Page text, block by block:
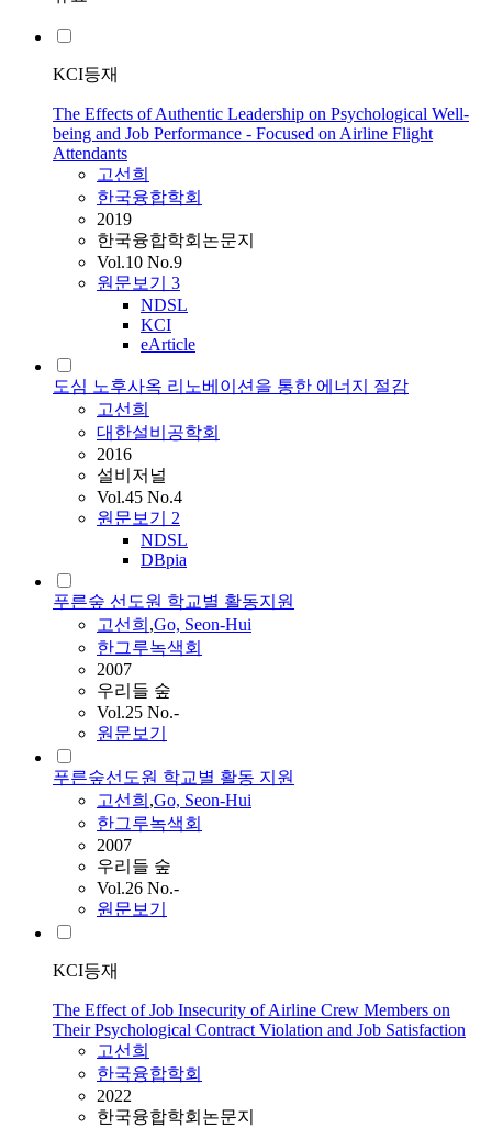
KCI등재
The Effects of Authentic Leadership on Psychological Well-
being and Job Performance - Focused on Airline Flight
Attendants
고선희
한국융합학회
2019
한국융합학회논문지
Vol.10 No.9
원문보기 3
NDSL
KCI
eArticle
도심 노후사옥 리노베이션을 통한 에너지 절감
고선희
대한설비공학회
2016
설비저널
Vol.45 No.4
원문보기 2
NDSL
DBpia
푸른숲 선도원 학교별 활동지원
고선희 ,Go, Seon-Hui
한그루녹색회
2007
우리들 숲
Vol.25 No.-
원문보기
푸른숲선도원 학교별 활동 지원
고선희 ,Go, Seon-Hui
한그루녹색회
2007
우리들 숲
Vol.26 No.-
원문보기
KCI등재
The Effect of Job Insecurity of Airline Crew Members on
Their Psychological Contract Violation and Job Satisfaction
고선희
한국융합학회
2022
한국융합학회논문지